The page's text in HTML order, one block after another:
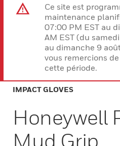
Ce site est
maintenance
07:00 PM EST au
AM EST (du
au dimanche 9
vous remercions
cette période.
IMPACT GLOVES
Honeywell
Mud Grip